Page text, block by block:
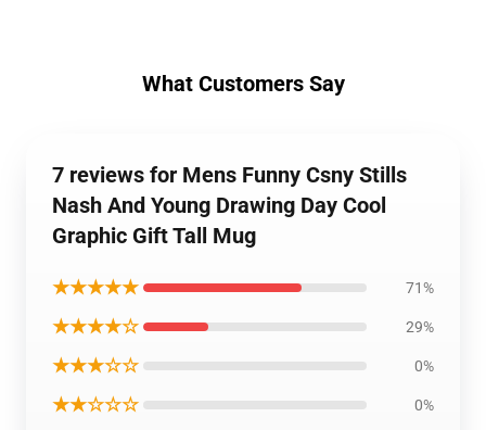
What Customers Say
7 reviews for Mens Funny Csny Stills
Nash And Young Drawing Day Cool
Graphic Gift Tall Mug
★★★★★ 71%
★★★★☆ 29%
★★★☆☆ 0%
★★☆☆☆ 0%